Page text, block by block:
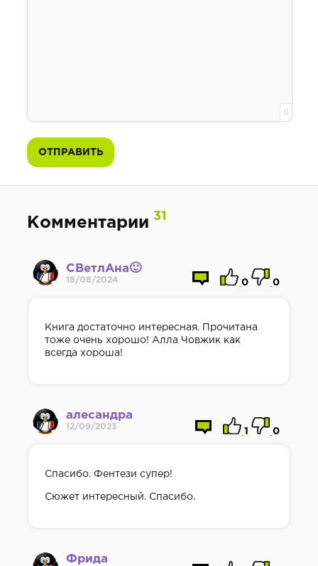
0
ОТПРАВИТЬ
Комментарии 31
СВетлАна🙂
18/08/2024 0 0
Книга достаточно интересная. Прочитана
тоже очень хорошо! Алла Човжик как
всегда хороша!
алесандра
12/09/2023
1 0
Спасибо. Фентези супер!
Сюжет интересный. Спасибо.
Фрида